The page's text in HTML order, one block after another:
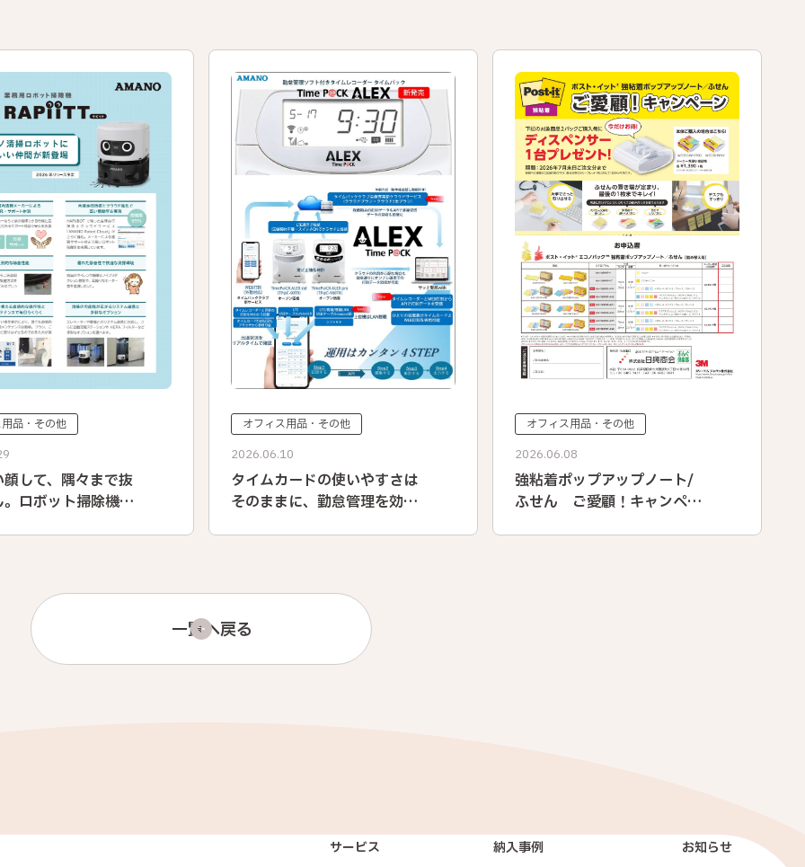
品・その他
して、隅々まで抜
ロボット掃除機
オフィス用品・その他
2026.06.10
タイムカードの使いやすさは
そのままに、勤怠管理を効率
オフィス用品・その他
2026.06.08
強粘着ポップアップノート/
ふせん ご愛顧！キャンペー
一覧へ戻る
サービス 納入事例 お知らせ